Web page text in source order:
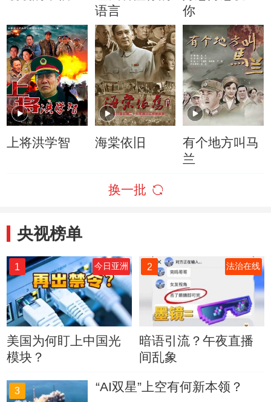
语言
你
上将洪学智 海棠依旧
有个地方叫马
兰
换一批
央视榜单
1 今日亚洲
美国为何盯上中国光
模块？
2 法治在线
暗语引流？午夜直播
间乱象
3 “AI双星”上空有何新本领？